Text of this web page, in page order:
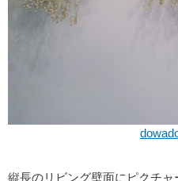
縦長のリビング壁面にピクチ